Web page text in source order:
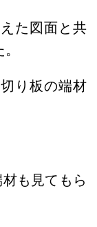
た図面と共
り板の端材
も見てもら